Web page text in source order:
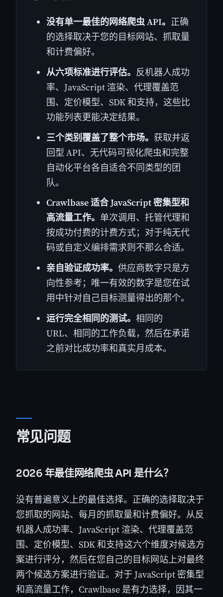
没有单一最佳的网络爬虫 API。 正确
的选择取决于您的目标网站、抓取量
和计费偏好。
从六项标准进行评估。 反机器人成功
率、JavaScript 渲染、代理覆盖范
围、定价模型、SDK 和支持，这些比
功能列表更能决定结果。
三个类别覆盖了整个市场。 获取并返
回型 API、无代码可视化爬虫和完整
自动化平台各自适合不同类型的团
队。
Crawlbase 适合 JavaScript 密集型和
高流量工作。 单次调用、托管代理和
按成功付费的计费方式；对于纯无代
码或自定义编排需求则不那么合适。
亲自验证成功率。 供应商数字只是方
向性参考；唯一有效的数字是您在试
用中针对自己目标测量得出的那个。
运行完全相同的测试。 相同的
URL、相同的工作负载，然后在承诺
之前对比成功率和真实月成本。
常见问题
2026 年最佳网络爬虫 API 是什么？
没有普遍意义上的最佳选择。正确的选择取决于
您抓取的网站、每月的抓取量和计费偏好。从反
机器人成功率、JavaScript 渲染、代理覆盖范
围、定价模型、SDK 和支持这六个维度对候选方
案进行评分，然后在您自己的目标网站上对最终
两个候选方案进行验证。对于 JavaScript 密集型
和高流量工作，Crawlbase 是有力选择，因其一